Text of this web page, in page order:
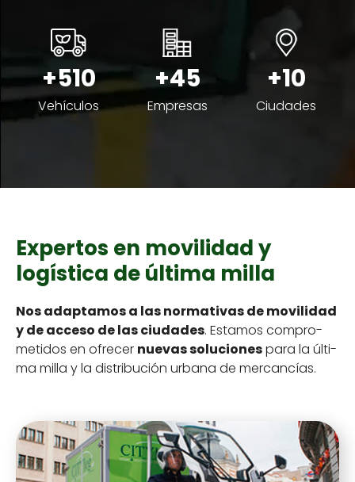
+510
Vehícu­los
+45
Empre­sas
+10
Ciu­dades
Expertos en movilidad y
logística de última milla
Nos adap­ta­mos a las nor­ma­ti­vas de movil­i­dad
y de acce­so de las ciu­dades. Esta­mos com­pro­
meti­dos en ofre­cer nuevas solu­cionespara la últi­
ma mil­la y la dis­tribu­ción urbana de mer­cancías.